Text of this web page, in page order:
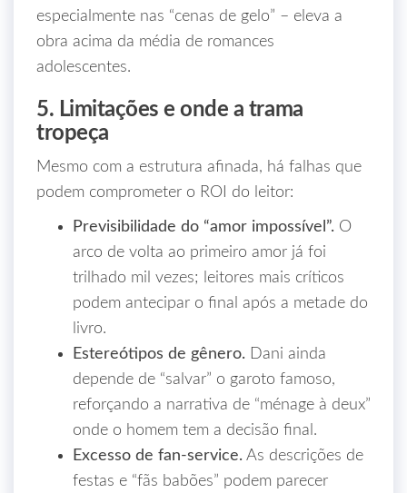
especialmente nas “cenas de gelo” – eleva a
obra acima da média de romances
adolescentes.
5. Limitações e onde a trama
tropeça
Mesmo com a estrutura afinada, há falhas que
podem comprometer o ROI do leitor:
Previsibilidade do “amor impossível”. O
arco de volta ao primeiro amor já foi
trilhado mil vezes; leitores mais críticos
podem antecipar o final após a metade do
livro.
Estereótipos de gênero. Dani ainda
depende de “salvar” o garoto famoso,
reforçando a narrativa de “ménage à deux”
onde o homem tem a decisão final.
Excesso de fan‑service. As descrições de
festas e “fãs babões” podem parecer